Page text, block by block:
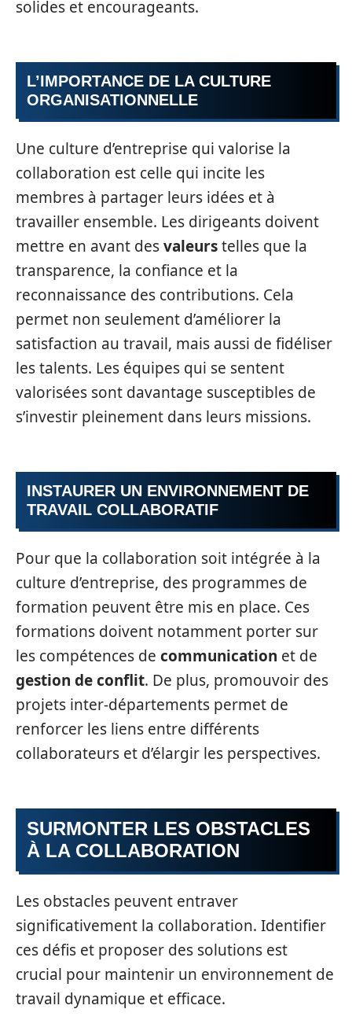
solides et encourageants.
L’IMPORTANCE DE LA CULTURE
ORGANISATIONNELLE
Une culture d’entreprise qui valorise la
collaboration est celle qui incite les
membres à partager leurs idées et à
travailler ensemble. Les dirigeants doivent
mettre en avant desvaleurstelles que la
transparence, la confiance et la
reconnaissance des contributions. Cela
permet non seulement d’améliorer la
satisfaction au travail, mais aussi de fidéliser
les talents. Les équipes qui se sentent
valorisées sont davantage susceptibles de
s’investir pleinement dans leurs missions.
INSTAURER UN ENVIRONNEMENT DE
TRAVAIL COLLABORATIF
Pour que la collaboration soit intégrée à la
culture d’entreprise, des programmes de
formation peuvent être mis en place. Ces
formations doivent notamment porter sur
les compétences de communication et de
gestion de conflit. De plus, promouvoir des
projets inter-départements permet de
renforcer les liens entre différents
collaborateurs et d’élargir les perspectives.
SURMONTER LES OBSTACLES
À LA COLLABORATION
Les obstacles peuvent entraver
significativement la collaboration. Identifier
ces défis et proposer des solutions est
crucial pour maintenir un environnement de
travail dynamique et efficace.